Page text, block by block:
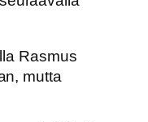
Rasmus
mutta